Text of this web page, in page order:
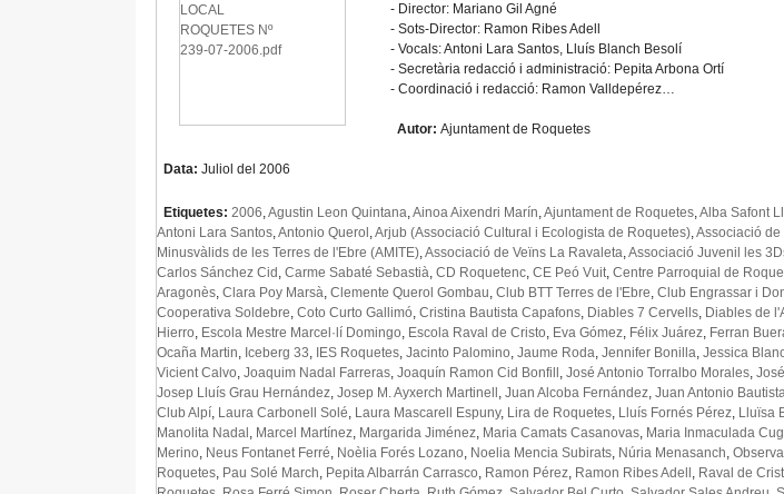
- Director: Mariano Gil Agné
- Sots-Director: Ramon Ribes Adell
- Vocals: Antoni Lara Santos, Lluís Blanch Besolí
- Secretària redacció i administració: Pepita Arbona Ortí
- Coordinació i redacció: Ramon Valldepérez…
Autor: Ajuntament de Roquetes
Data: Juliol del 2006
Etiquetes: 2006,Agustin Leon Quintana,Ainoa Aixendri Marín,Ajuntament de Roquetes,Alba Safont
Antoni Lara Santos,Antonio Querol ,Arjub (Associació Cultural i Ecologista de Roquetes),Associació
Minusvàlids de les Terres de l'Ebre (AMITE),Associació de Veïns La Ravaleta,Associació Juvenil les
Carlos Sánchez Cid , Carme Sabaté Sebastià, CD Roquetenc, CE Peó Vuit, Centre Parroquial de
Aragonès, Clara Poy Marsà, Clemente Querol Gombau, Club BTT Terres de l'Ebre, Club Engrassar i
Cooperativa Soldebre, Coto Curto Gallimó, Cristina Bautista Capafons, Diables 7 Cervells, Diables de
Hierro, Escola Mestre Marcel·lí Domingo, Escola Raval de Cristo, Eva Gómez, Félix Juárez, Ferran
Ocaña Martin, Iceberg 33, IES Roquetes, Jacinto Palomino, Jaume Roda, Jennifer Bonilla, Jessica
Vicient Calvo, Joaquim Nadal Farreras, Joaquín Ramon Cid Bonfill , José Antonio Torralbo Morales,
Josep Lluís Grau Hernández, Josep M. Ayxerch Martinell , Juan Alcoba Fernández, Juan Antonio
Club Alpí, Laura Carbonell Solé, Laura Mascarell Espuny, Lira de Roquetes, Lluís Fornés Pérez, Lluïsa
Manolita Nadal , Marcel Martínez, Margarida Jiménez, Maria Camats Casanovas, Maria Inmaculada
Merino, Neus Fontanet Ferré, Noèlia Forés Lozano, Noelia Mencia Subirats, Núria Menasanch,
Roquetes, Pau Solé March, Pepita Albarrán Carrasco, Ramon Pérez, Ramon Ribes Adell , Raval de